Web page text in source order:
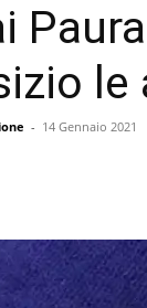
le
- 14 Gennaio 2021